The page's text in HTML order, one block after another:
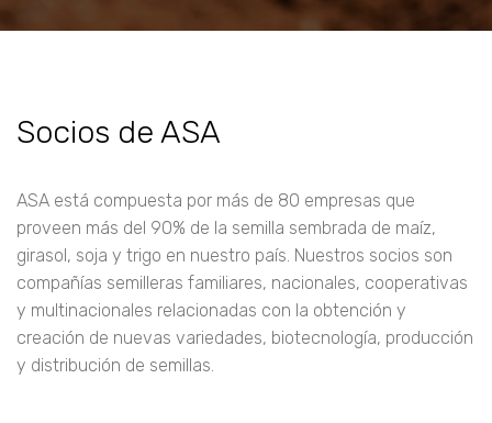
Socios de ASA
ASA está compuesta por más de 80 empresas que
proveen más del 90% de la semilla sembrada de maíz,
girasol, soja y trigo en nuestro país. Nuestros socios son
compañías semilleras familiares, nacionales, cooperativas
y multinacionales relacionadas con la obtención y
creación de nuevas variedades, biotecnología, producción
y distribución de semillas.